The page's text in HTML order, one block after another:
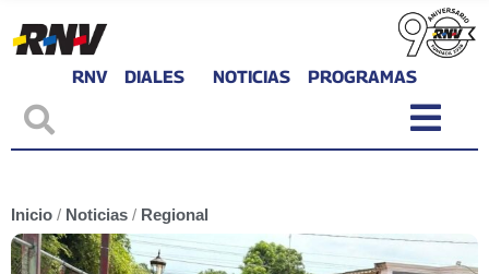
RNV DIALES NOTICIAS PROGRAMAS
Inicio / Noticias / Regional